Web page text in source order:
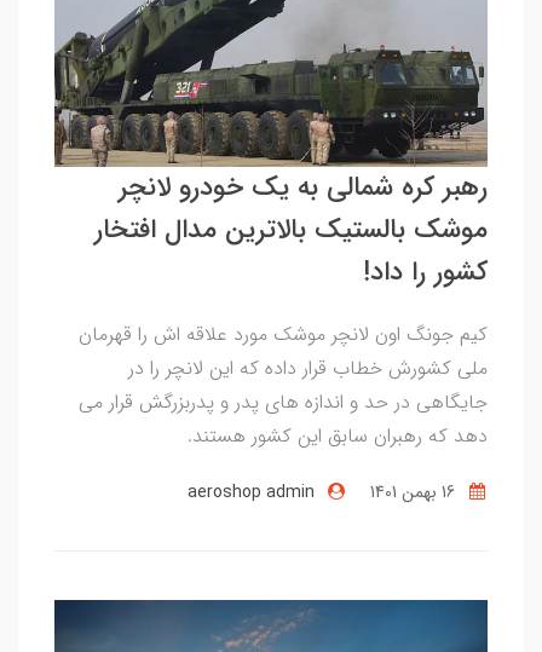
رهبر کره شمالی به یک خودرو لانچر
موشک بالستیک بالاترین مدال افتخار
کشور را داد!
کیم جونگ اون لانچر موشک مورد علاقه اش را قهرمان
ملی کشورش خطاب قرار داده که این لانچر را در
جایگاهی در حد و اندازه های پدر و پدربزرگش قرار می
دهد که رهبران سابق این کشور هستند.
aeroshop admin